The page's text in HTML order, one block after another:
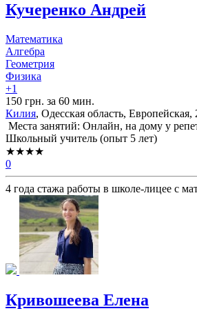
Кучеренко Андрей
Математика
Алгебра
Геометрия
Физика
+1
150 грн. за 60 мин.
Килия, Одесская область, Европейская,
Места занятий: Онлайн, на дому у
Школьный учитель (опыт 5 лет)
★★★★
0
4 года стажа работы в школе-лицее с
Кривошеева Елена